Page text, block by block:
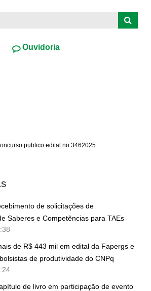
Ouvidoria
publico edital no 3462025
de solicitações de
Saberes e Competências para TAEs
de R$ 443 mil em edital da Fapergs e
de produtividade do CNPq
de livro em participação de evento